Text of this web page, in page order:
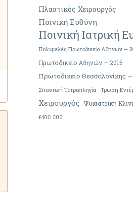
Πλαστικός Χειρουργός
Ποινική Ευθύνη
Ποινική Ιατρική
Πολυμελές Πρωτοδικείο Αθηνών —
Πρωτοδικείο Αθηνών — 2015
Πρωτοδικείο Θεσσαλονίκης —
Σπαστική Τετραπληγία Τρώση
Χειρουργός Ψυχιατρική
€400.000